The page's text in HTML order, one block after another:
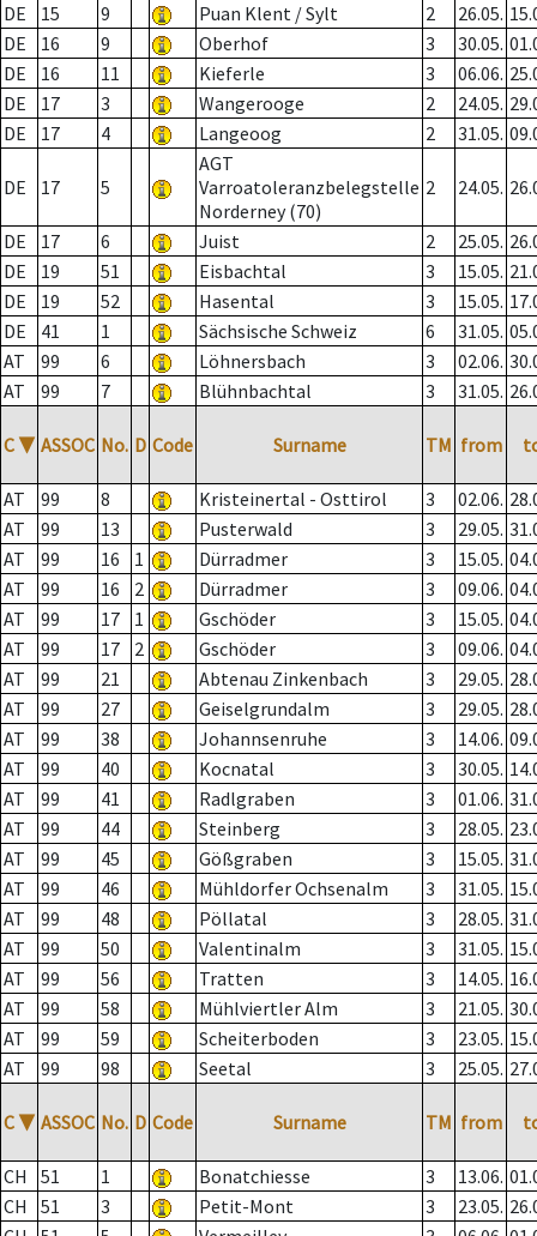
DE
15 9 Puan Klent / Sylt 2 26.05.
DE
16 9 Oberhof 3 30.05.
DE
16 11 Kieferle 3 06.06.
DE
17 3 Wangerooge 2 24.05.
DE
17 4 Langeoog 2 31.05.
DE 17 5
AGT
Varroatoleranzbelegstelle
Norderney (70)
2 24.05.
DE 17 6 Juist 2 25.05.
DE
19 51 Eisbachtal 3 15.05.
DE
19 52 Hasental 3 15.05.
DE
41 1 Sächsische Schweiz 6 31.05.
AT
99 6 Löhnersbach 3 02.06.
AT
99 7 Blühnbachtal 3 31.05.
C ▼ ASSOC No. D Code Surname TM from
AT 99 8 Kristeinertal - Osttirol 3 02.06.
AT
99 13 Pusterwald 3 29.05.
AT
99 16 1 Dürradmer 3 15.05.
AT
99 16 2 Dürradmer 3 09.06.
AT
99 17 1 Gschöder 3 15.05.
AT
99 17 2 Gschöder 3 09.06.
AT
99 21 Abtenau Zinkenbach 3 29.05.
AT
99 27 Geiselgrundalm 3 29.05.
AT
99 38 Johannsenruhe 3 14.06.
AT
99 40 Kocnatal 3 30.05.
AT
99 41 Radlgraben 3 01.06.
AT
99 44 Steinberg 3 28.05.
AT
99 45 Gößgraben 3 15.05.
AT
99 46 Mühldorfer Ochsenalm 3 31.05.
AT
99 48 Pöllatal 3 28.05.
AT
99 50 Valentinalm 3 31.05.
AT
99 56 Tratten 3 14.05.
AT
99 58 Mühlviertler Alm 3 21.05.
AT
99 59 Scheiterboden 3 23.05.
AT
99 98 Seetal 3 25.05.
C ▼ ASSOC No. D Code Surname TM from
CH 51 1 Bonatchiesse 3 13.06.
CH
51 3 Petit-Mont 3 23.05.